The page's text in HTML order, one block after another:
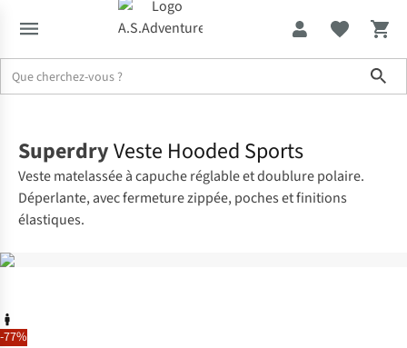
-77%
SuperdryVeste Hooded Sports
Veste matelassée à capuche réglable et doublure polaire.
Déperlante, avec fermeture zippée, poches et finitions
élastiques.